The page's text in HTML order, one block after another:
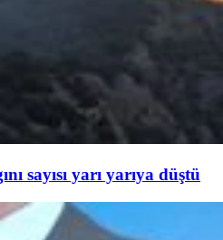
sayısı yarı yarıya düştü